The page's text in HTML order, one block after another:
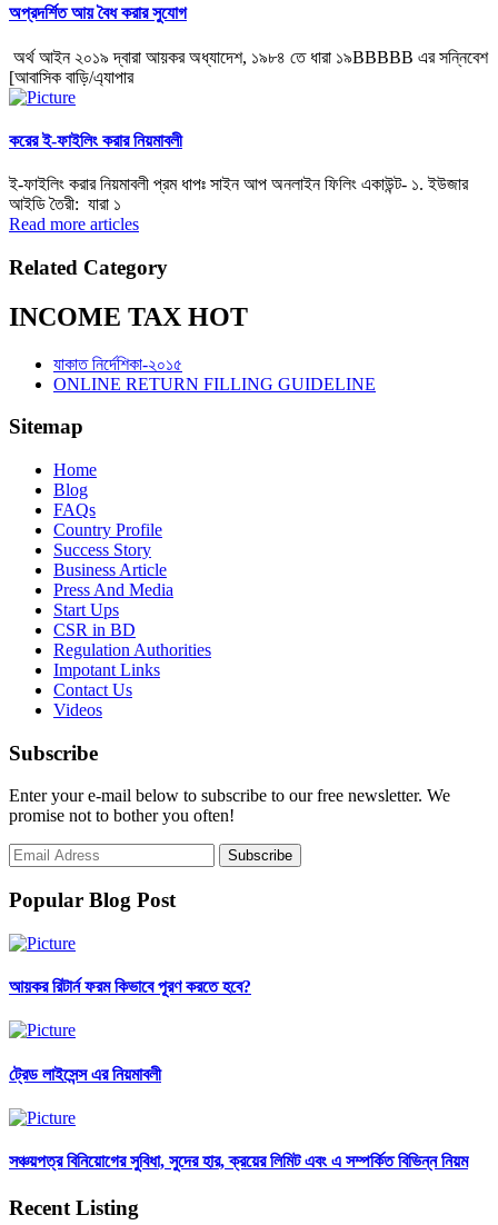
অপ্রদর্শিত আয় বৈধ করার সুযোগ
অর্থ আইন ২০১৯ দ্বারা আয়কর অধ্যাদেশ, ১৯৮৪ তে ধারা ১৯BBBBB এর সন্নিবেশ
[আবাসিক বাড়ি/এ্যাপার
করের ই-ফাইলিং করার নিয়মাবলী
ই-ফাইলিং করার নিয়মাবলী প্রম ধাপঃ সাইন আপ অনলাইন ফিলিং একাউন্ট- ১. ইউজার
আইডি তৈরী: যারা ১
Read more articles
Related Category
INCOME TAX HOT
যাকাত নির্দেশিকা-২০১৫
ONLINE RETURN FILLING GUIDELINE
Sitemap
Home
Blog
FAQs
Country Profile
Success Story
Business Article
Press And Media
Start Ups
CSR in BD
Regulation Authorities
Impotant Links
Contact Us
Videos
Subscribe
Enter your e-mail below to subscribe to our free newsletter. We
promise not to bother you often!
Popular Blog Post
আয়কর রিটার্ন ফরম কিভাবে পূরণ করতে হবে?
ট্রেড লাইসেন্স এর নিয়মাবলী
সঞ্চয়পত্র বিনিয়োগের সুবিধা, সুদের হার, ক্রয়ের লিমিট এবং এ সম্পর্কিত বিভিন্ন নিয়ম
Recent Listing